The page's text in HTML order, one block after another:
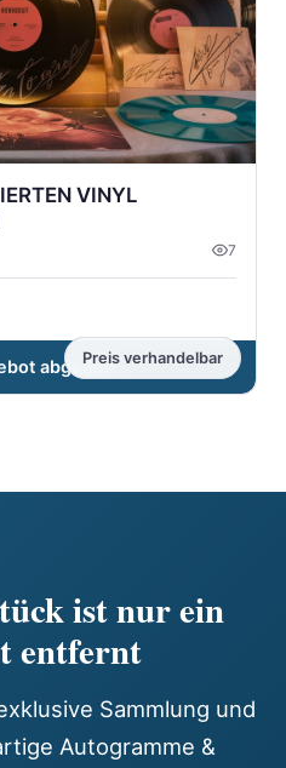
Preis verhandelbar
VINYL
7
abgeben
ist nur ein
entfernt
Sammlung und
Autogramme &